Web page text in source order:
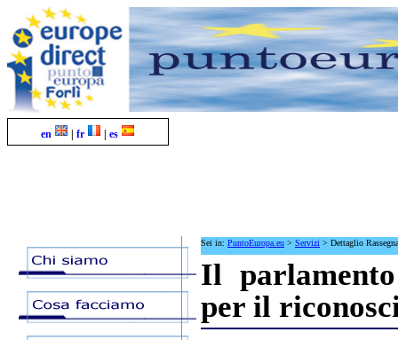
en | fr | es
Sei in: PuntoEuropa.eu > Servizi > Dettaglio
Il
per il